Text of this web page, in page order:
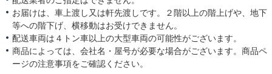
お届けは、車上渡し又は軒先渡しです。２階以上の階上げや、地下
等への階下げ、横移動はお受けできません。
配送車両は４トン車以上の大型車両の可能性がございます。
商品によっては、会社名・屋号が必要な場合がございます。商品ペ
ージの注意事項をご確認ください。